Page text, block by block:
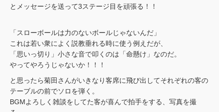
とメッセージを送って3ステージ目を頑張る！！
「スローボールは力のないボールじゃないんだ」
これは若い衆によく説教垂れる時に使う例えだが、
「思いっ切り」小さな音で叩くのは「命懸け」なのだ。
やってやろうじゃないか！！！
と思ったら菊田さんがいきなり客席に飛び出してそれぞれの客の
テーブルの前でソロを弾く。
BGMよろしく雑談をしてた客が喜んで拍手をする、写真を撮